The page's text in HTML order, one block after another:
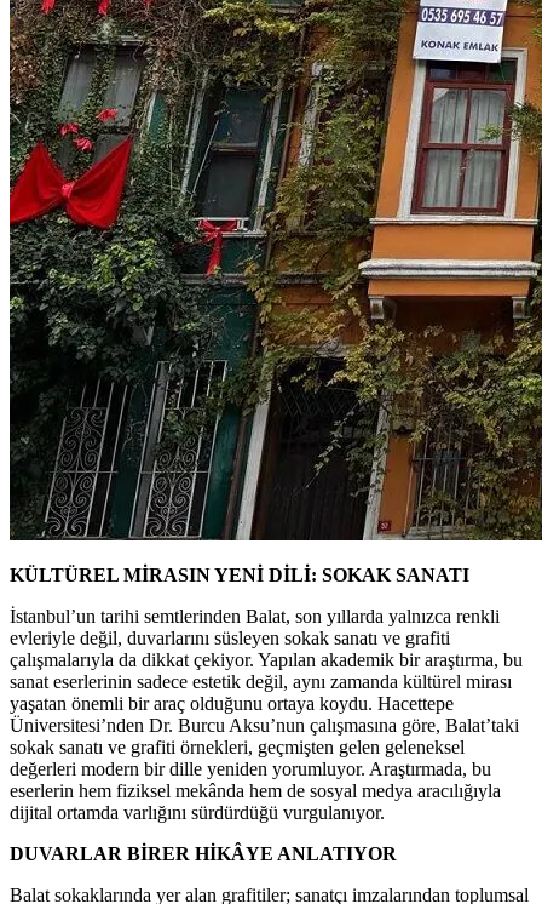
KÜLTÜREL MİRASIN YENİ DİLİ: SOKAK SANATI
İstanbul’un tarihi semtlerinden Balat, son yıllarda yalnızca renkli
evleriyle değil, duvarlarını süsleyen sokak sanatı ve grafiti
çalışmalarıyla da dikkat çekiyor. Yapılan akademik bir araştırma, bu
sanat eserlerinin sadece estetik değil, aynı zamanda kültürel mirası
yaşatan önemli bir araç olduğunu ortaya koydu. Hacettepe
Üniversitesi’nden Dr. Burcu Aksu’nun çalışmasına göre, Balat’taki
sokak sanatı ve grafiti örnekleri, geçmişten gelen geleneksel
değerleri modern bir dille yeniden yorumluyor. Araştırmada, bu
eserlerin hem fiziksel mekânda hem de sosyal medya aracılığıyla
dijital ortamda varlığını sürdürdüğü vurgulanıyor.
DUVARLAR BİRER HİKÂYE ANLATIYOR
Balat sokaklarında yer alan grafitiler; sanatçı imzalarından toplumsal